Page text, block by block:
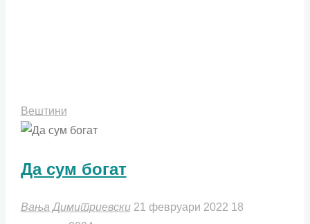
Вештини
Да сум богат
Вања Димитриевски 21 февруари 2022 18